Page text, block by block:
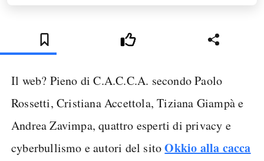
Il web? Pieno di C.A.C.C.A. secondo Paolo
Rossetti, Cristiana Accettola, Tiziana Giampà e
Andrea Zavimpa, quattro esperti di privacy e
cyberbullismo e autori del sitoOkkio alla cacca